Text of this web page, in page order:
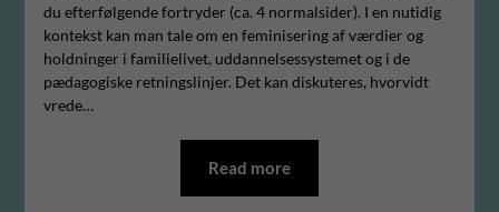
du efterfølgende fortryder (ca. 4 normalsider). I en nutidig
kontekst kan man tale om en feminisering af værdier og
holdninger i familielivet, uddannelsessystemet og i de
pædagogiske retningslinjer. Det kan diskuteres, hvorvidt
vrede…
Read more